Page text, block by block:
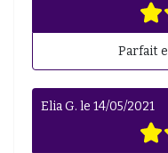
Parfait
Elia G. le 14/05/2021